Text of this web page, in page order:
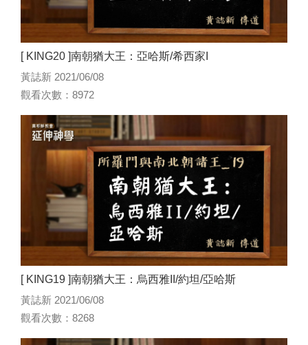
[ KING20 ]南朝猶大王：亞哈斯/希西家I
黃誌新 2021/06/08
觀看次數：8972
[ KING19 ]南朝猶大王：烏西雅II/約坦/亞哈斯
黃誌新 2021/06/08
觀看次數：8268